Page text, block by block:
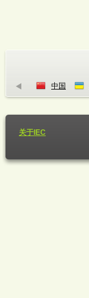
中国
关于IEC